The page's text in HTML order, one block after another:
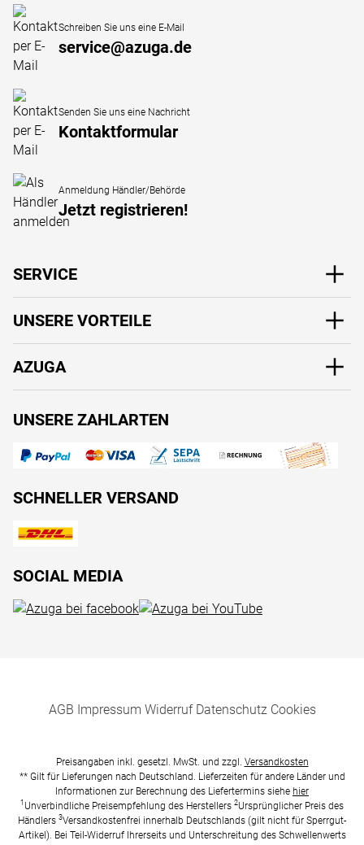
Schreiben Sie uns eine E-Mail
service@azuga.de
Senden Sie uns eine Nachricht
Kontaktformular
Anmeldung Händler/Behörde
Jetzt registrieren!
SERVICE
UNSERE VORTEILE
AZUGA
UNSERE ZAHLARTEN
SCHNELLER VERSAND
SOCIAL MEDIA
AGB Impressum Widerruf Datenschutz Cookies
Preisangaben inkl. gesetzl. MwSt. und zzgl. Versandkosten
** Gilt für Lieferungen nach Deutschland. Lieferzeiten für andere Länder und
Informationen zur Berechnung des Liefertermins siehe hier
1 Unverbindliche Preisempfehlung des Herstellers 2Ursprünglicher Preis des
Händlers 3Versandkostenfrei innerhalb Deutschlands (gilt nicht für Sperrgut-
Artikel). Bei Teil-Widerruf Ihrerseits und Unterschreitung des Schwellenwerts